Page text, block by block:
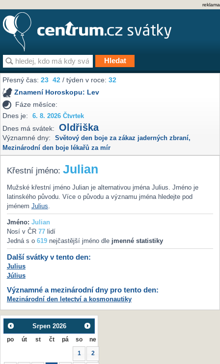
reklama
Přesný čas:23 42 / týden v roce:32
Znamení Horoskopu: Lev
Fáze měsíce:
Dnes je:
6. 8. 2026 Čtvrtek
Dnes má svátek: Oldřiška
Významné dny: Světový den boje za zákaz jaderných zbraní,
Mezinárodní den boje lékařů za mír
Křestní jméno: Julian
Mužské křestní jméno Julian je alternativou jména Julius. Jméno je
latinského původu. Více o původu a významu jména hledejte pod
jménem Julius.
Jméno: Julian
Nosí v ČR 77lidí
Jedná s o 619nejčastější jméno dle jmenné statistiky
Další svátky v tento den:
Julius
Július
Významné a mezinárodní dny pro tento den:
Mezinárodní den letectví a kosmonautiky
Srpen 2026
po út st čt pá so ne
1 2